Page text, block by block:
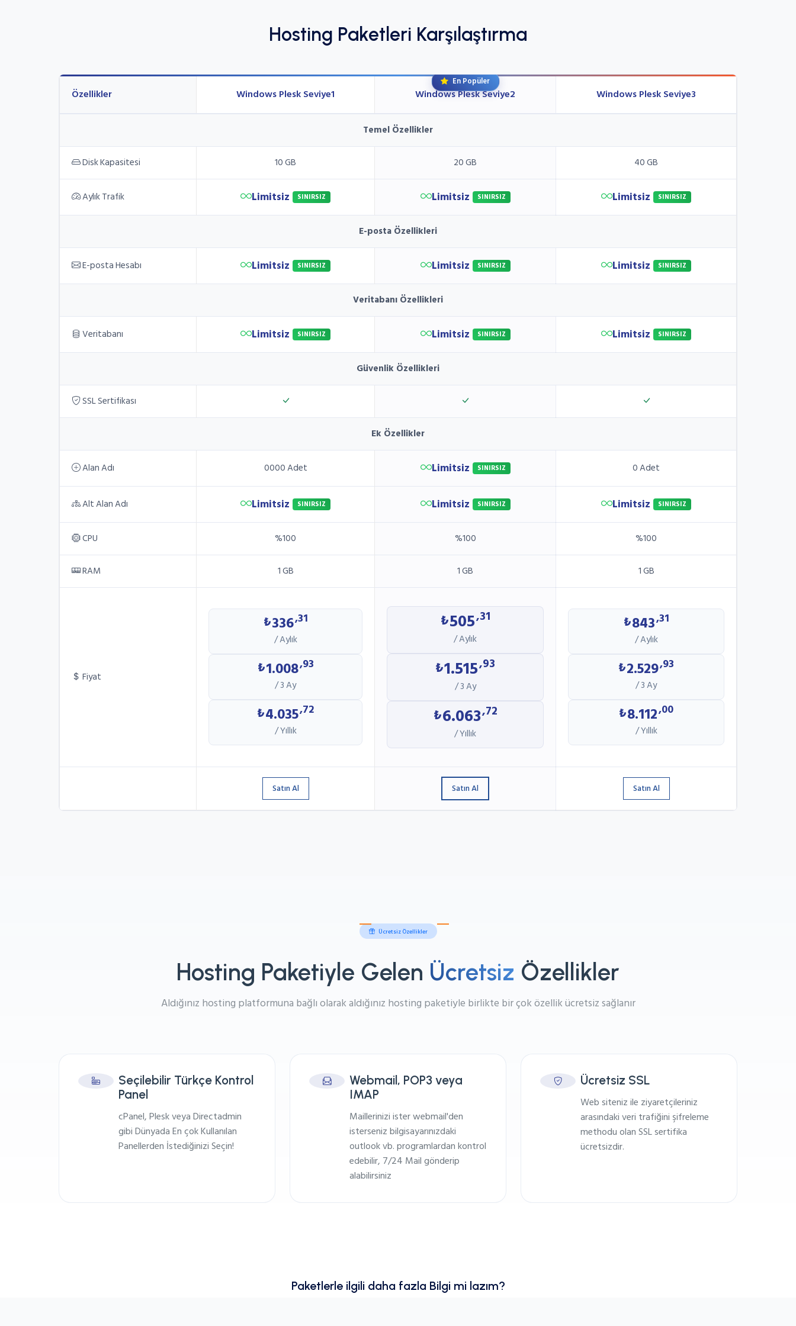
Hosting Paketleri Karşılaştırma
Özellikler Windows Plesk Seviye1
En Popüler
Windows Plesk Seviye2 Windows Plesk Seviye3
Temel Özellikler
Disk Kapasitesi 10 GB 20 GB 40 GB
Aylık Trafik Limitsiz SINIRSIZ Limitsiz SINIRSIZ Limitsiz SINIRSIZ
E-posta Özellikleri
E-posta Hesabı Limitsiz SINIRSIZ Limitsiz SINIRSIZ Limitsiz SINIRSIZ
Veritabanı Özellikleri
Veritabanı Limitsiz SINIRSIZ Limitsiz SINIRSIZ Limitsiz SINIRSIZ
Güvenlik Özellikleri
SSL Sertifikası
Ek Özellikler
Alan Adı 0000 Adet Limitsiz SINIRSIZ 0 Adet
Alt Alan Adı Limitsiz SINIRSIZ Limitsiz SINIRSIZ Limitsiz SINIRSIZ
CPU %100 %100 %100
RAM 1 GB 1 GB 1 GB
Fiyat
₺336,31
/ Aylık
₺1.008,93
/ 3 Ay
₺4.035,72
/ Yıllık
₺505,31
/ Aylık
₺1.515,93
/ 3 Ay
₺6.063,72
/ Yıllık
₺843,31
/ Aylık
₺2.529,93
/ 3 Ay
₺8.112,00
/ Yıllık
Satın Al Satın Al Satın Al
Ücretsiz Özellikler
Hosting Paketiyle Gelen Ücretsiz Özellikler
Aldığınız hosting platformuna bağlı olarak aldığınız hosting paketiyle birlikte bir çok özellik ücretsiz sağlanır
Seçilebilir Türkçe Kontrol
Panel
cPanel, Plesk veya Directadmin
gibi Dünyada En çok Kullanılan
Panellerden İstediğinizi Seçin!
Webmail, POP3 veya
IMAP
Maillerinizi ister webmail'den
isterseniz bilgisayarınızdaki
outlook vb. programlardan kontrol
edebilir, 7/24 Mail gönderip
alabilirsiniz
Ücretsiz SSL
Web siteniz ile ziyaretçileriniz
arasındaki veri trafiğini şifreleme
methodu olan SSL sertifika
ücretsizdir.
Paketlerle ilgili daha fazla Bilgi mi lazım?